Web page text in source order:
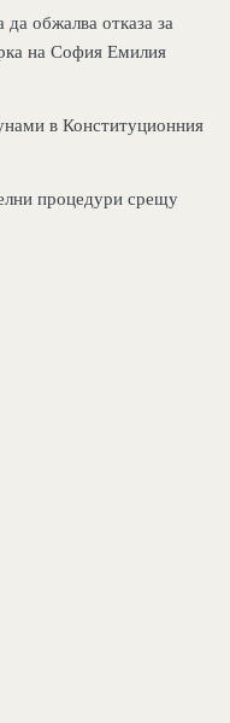
обжалва отказа за
на София Емилия
в Конституционния
процедури срещу